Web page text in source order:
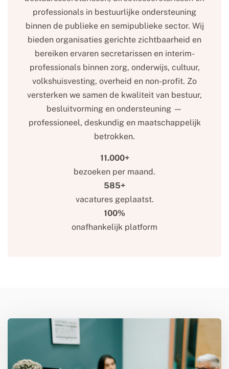
professionals in bestuurlijke ondersteuning
binnen de publieke en semipublieke sector. Wij
bieden organisaties gerichte zichtbaarheid en
bereiken ervaren secretarissen en interim-
professionals binnen zorg, onderwijs, cultuur,
volkshuisvesting, overheid en non-profit. Zo
versterken we samen de kwaliteit van bestuur,
besluitvorming en ondersteuning —
professioneel, deskundig en maatschappelijk
betrokken.
11.000+
bezoeken per maand.
585+
vacatures geplaatst.
100%
onafhankelijk platform